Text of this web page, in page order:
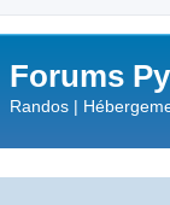
Forums
Randos |